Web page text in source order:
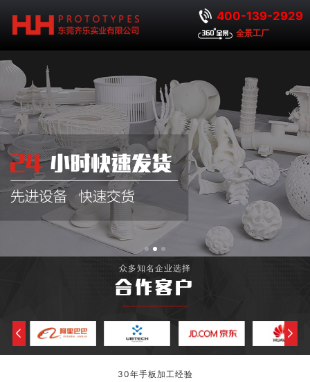
400-139-2929
全景工厂
众多知名企业选择
合作客户
30年手板加工经验